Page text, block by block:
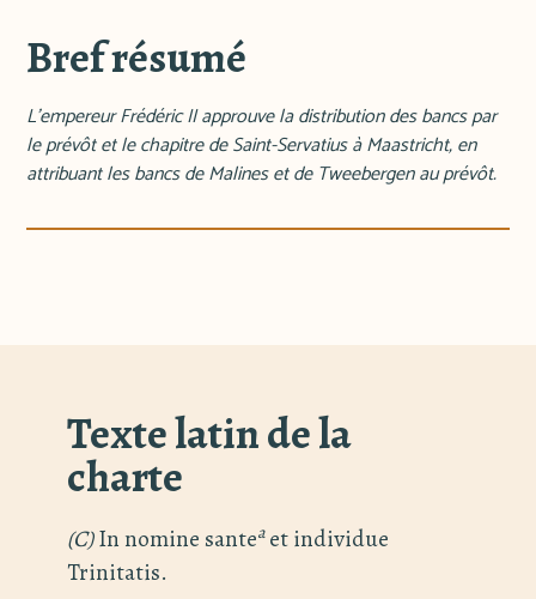
Bref résumé
L'empereur Frédéric II approuve la distribution des bancs par
le prévôt et le chapitre de Saint-Servatius à Maastricht, en
attribuant les bancs de Malines et de Tweebergen au prévôt.
Texte latin de la
charte
(C)In nomine santea et individue
Trinitatis.